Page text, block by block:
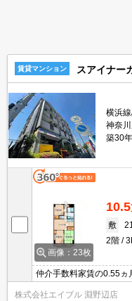
賃貸マンション スアイナー
横浜
神奈
築30年
画像：23枚
10.5
敷
2階
仲介手数料家賃の0.55ヵ
エレベーターあり。経済
ス。駐車場は敷地内。
株式会社エイブル 淵野辺店